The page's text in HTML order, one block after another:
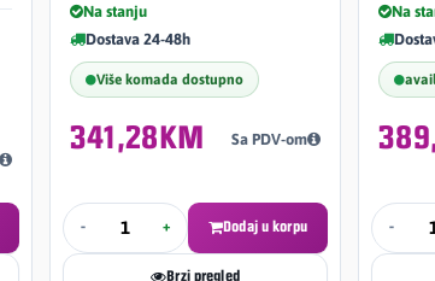
Na stanju
Dostava 24-48h
Više komada dostupno
341,28KM Sa PDV-om
- + Dodaj u korpu
Brzi pregled
Na
-